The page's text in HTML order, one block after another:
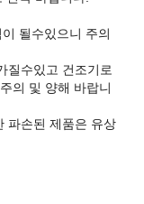
될수있으니 주의
질수있고 건조기로
의 및 양해 바랍니
파손된 제품은 유상